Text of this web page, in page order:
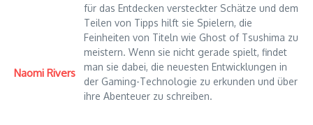
Naomi Rivers
für das Entdecken versteckter Schätze und dem
Teilen von Tipps hilft sie Spielern, die
Feinheiten von Titeln wie Ghost of Tsushima zu
meistern. Wenn sie nicht gerade spielt, findet
man sie dabei, die neuesten Entwicklungen in
der Gaming-Technologie zu erkunden und über
ihre Abenteuer zu schreiben.